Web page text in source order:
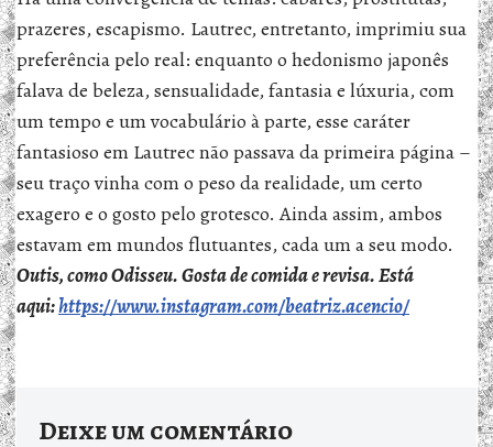
prazeres, escapismo. Lautrec, entretanto, imprimiu sua
preferência pelo real: enquanto o hedonismo japonês
falava de beleza, sensualidade, fantasia e lúxuria, com
um tempo e um vocabulário à parte, esse caráter
fantasioso em Lautrec não passava da primeira página –
seu traço vinha com o peso da realidade, um certo
exagero e o gosto pelo grotesco. Ainda assim, ambos
estavam em mundos flutuantes, cada um a seu modo.
Outis, como Odisseu. Gosta de comida e revisa. Está
aqui:https://www.instagram.com/beatriz.acencio/
Deixe um comentário